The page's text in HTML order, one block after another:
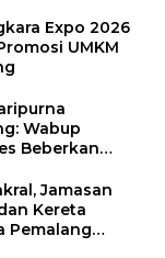
Expo 2026
UMKM
Wabup
Beberkan
Fraksi DPRD
Jamasan
Kereta
Pemalang